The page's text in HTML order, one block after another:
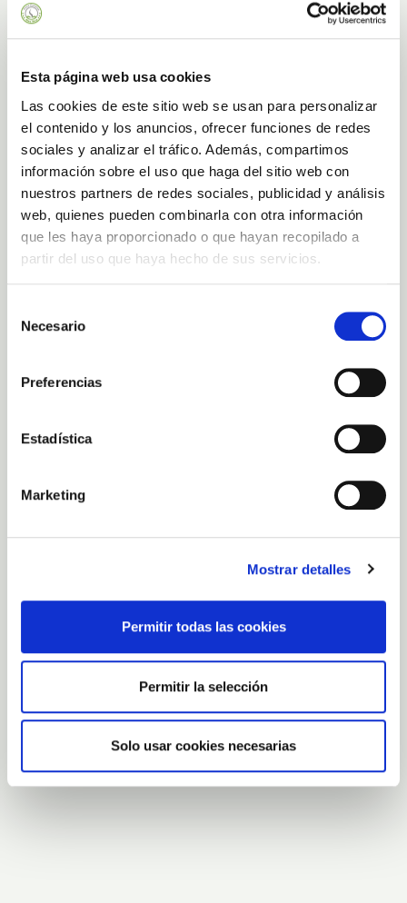
Esta página web usa cookies
Las cookies de este sitio web se usan para personalizar
el contenido y los anuncios, ofrecer funciones de redes
sociales y analizar el tráfico. Además, compartimos
información sobre el uso que haga del sitio web con
nuestros partners de redes sociales, publicidad y análisis
web, quienes pueden combinarla con otra información
que les haya proporcionado o que hayan recopilado a
partir del uso que haya hecho de sus servicios.
Necesario
Preferencias
Estadística
Marketing
Mostrar detalles
Permitir todas las cookies
Permitir la selección
Solo usar cookies necesarias
Carretera Güímar TF612 , 38500,Tenerife, Espagne
Horaires d’ouverture: du lundi au samedi de 9:00h à 17:00h.
11.000 mètres